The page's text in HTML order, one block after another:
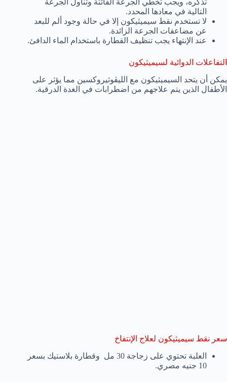
تذكره، ويجب تخطي الجرعة الفائتة وتناول الجرعة
التالية في معادها المحدد.
لا تستخدم نقط سيميثيكون إلا في حالة وجود ألم للبعد
عن مضاعفات الجرعة الزائدة.
عند الإنتهاء يجب تنظيف القطارة باستخدام الماء الدافئ.
التفاعلات الدوائية لسيميثيكون
يمكن أن يتحد السيميثيكون مع الليڤوثيروكسين مما يؤثر على
الأطفال الذين يتم علاجهم من اضطرابات في الغدة الدرقية.
سعر نقط سيميثيكون لعلاج الإنتفاخ
العلبة تحتوي على زجاجة 30 مل وقطارة بلاستيك بسعر
10 جنيه مصري.